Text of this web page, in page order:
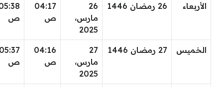
الأربعاء 26 رمضان 1446
26
مارس،
2025
04:17
ص
ص
الخميس 27 رمضان 1446
27
مارس،
2025
04:16
ص
ص